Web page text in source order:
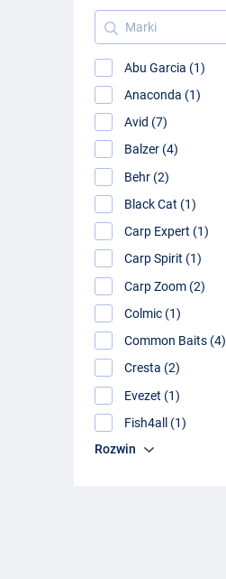
Marki
Abu Garcia (1)
Anaconda (1)
Avid (7)
Balzer (4)
Behr (2)
Black Cat (1)
Carp Expert (1)
Carp Spirit (1)
Carp Zoom (2)
Colmic (1)
Common Baits (4)
Cresta (2)
Evezet (1)
Fish4all (1)
Rozwin